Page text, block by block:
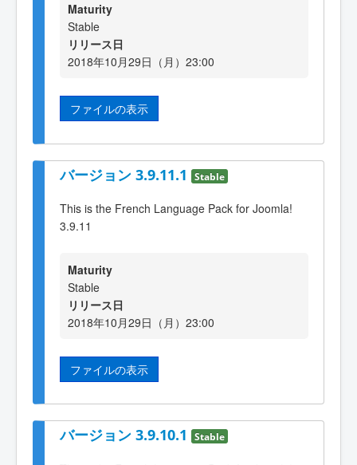
Maturity
Stable
リリース日
2018年10月29日（月）23:00
ファイルの表示
バージョン 3.9.11.1 Stable
This is the French Language Pack for Joomla!
3.9.11
Maturity
Stable
リリース日
2018年10月29日（月）23:00
ファイルの表示
バージョン 3.9.10.1 Stable